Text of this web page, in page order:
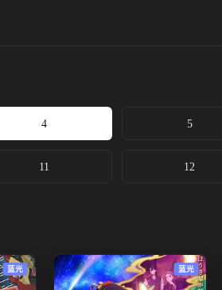
4 5
11 12
蓝光 蓝光